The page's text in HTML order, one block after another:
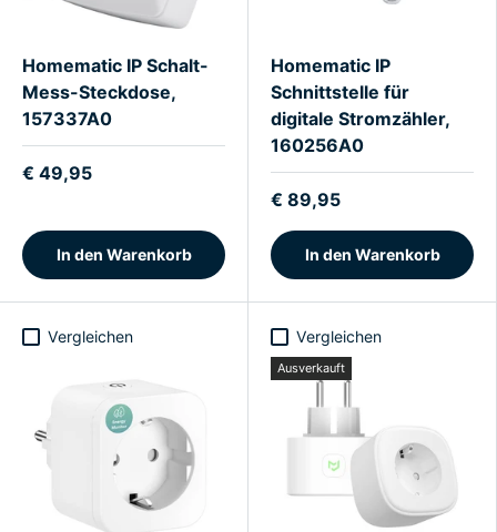
Homematic IP Schalt-
Mess-Steckdose,
157337A0
€ 49,95
In den Warenkorb
Homematic IP
Schnittstelle für
digitale Stromzähler,
160256A0
€ 89,95
In den Warenkorb
Vergleichen Vergleichen
Ausverkauft